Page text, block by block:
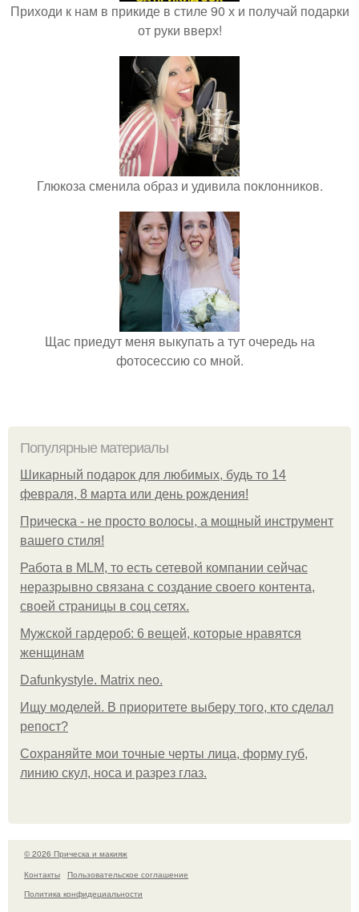
Приходи к нам в прикиде в стиле 90 х и получай подарки
от руки вверх!
Глюкоза сменила образ и удивила поклонников.
Щас приедут меня выкупать а тут очередь на
фотосессию со мной.
Популярные материалы
Шикарный подарок для любимых, будь то 14
февраля, 8 марта или день рождения!
Прическа - не просто волосы, а мощный инструмент
вашего стиля!
Работа в MLM, то есть сетевой компании сейчас
неразрывно связана с создание своего контента,
своей страницы в соц сетях.
Мужской гардероб: 6 вещей, которые нравятся
женщинам
Dafunkystyle. Matrix neo.
Ищу моделей. В приоритете выберу того, кто сделал
репост?
Сохраняйте мои точные черты лица, форму губ,
линию скул, носа и разрез глаз.
© 2026 Прическа и макияж
Контакты
Пользовательское соглашение
Политика конфидециальности